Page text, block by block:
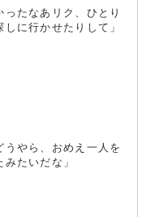
ったなあリク、ひとり
しに行かせたりして」
うやら、おめえ一人を
たいだな」